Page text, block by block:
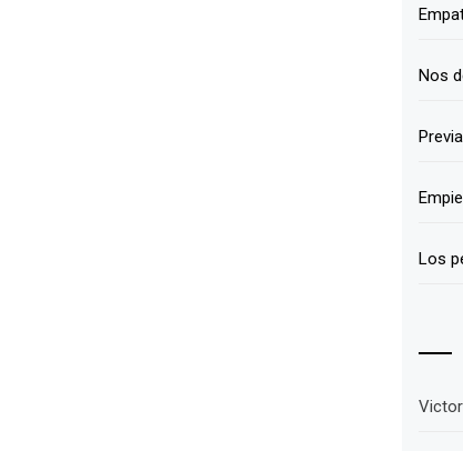
Nos
Los
Victor